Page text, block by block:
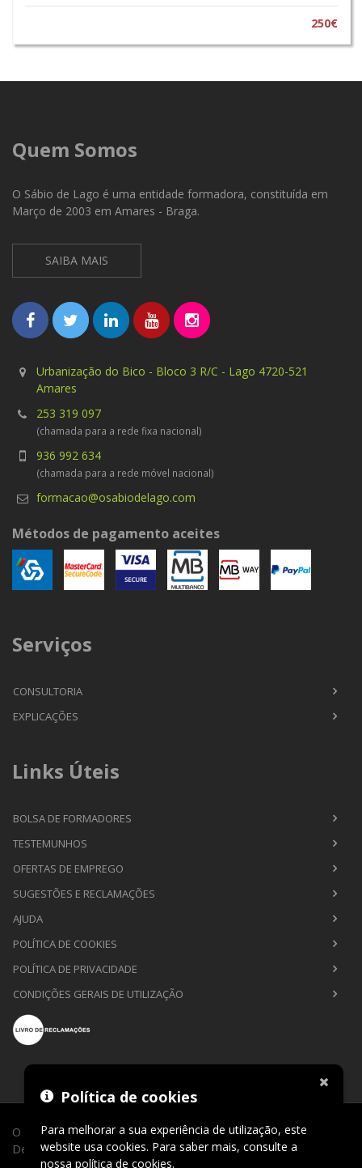
250€
Quem Somos
O Sábio de Lago é uma entidade formadora, constituída em
Março de 2003 em Amares - Braga.
SAIBA MAIS
Urbanização do Bico - Bloco 3 R/C - Lago 4720-521
Amares
253 319 097
(chamada para a rede fixa nacional)
936 992 634
(chamada para a rede móvel nacional)
formacao@osabiodelago.com
Métodos de pagamento aceites
Serviços
CONSULTORIA
EXPLICAÇÕES
Links Úteis
BOLSA DE FORMADORES
TESTEMUNHOS
OFERTAS DE EMPREGO
SUGESTÕES E RECLAMAÇÕES
AJUDA
POLÍTICA DE COOKIES
POLÍTICA DE PRIVACIDADE
CONDIÇÕES GERAIS DE UTILIZAÇÃO
O Sábio de Lago © 2026. Todos os direitos reservados.
Desenvolvimento porCLIC24®
Política de cookies
Para melhorar a sua experiência de utilização, este
website usa cookies. Para saber mais, consulte a
nossa política de cookies.